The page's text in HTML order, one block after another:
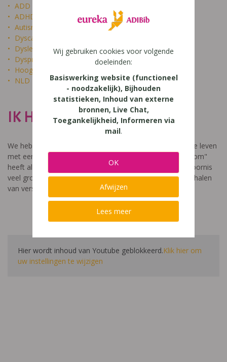
ADD
ADHD
Autisme
Dyscalculie
Dyslexie
Dyspraxie
Hoogbegaafdheid
NLD
IK HEET NIET DOM
We hebben een video gemaakt die toont hoe het is om te leven
met een leerstoornis. De film met als titel: "Ik heet niet dom"
heeft als doel aan te tonen dat de impact van een leerstoornis
veel groter is dan enkel wat je ziet in de klas. Je hoort verhalen
van verschillende leerlingen en ouders.
Hier wordt inhoud van Youtube geblokkeerd.Klik hier om
uw instellingen te wijzigen
Wij gebruiken cookies voor volgende
doeleinden:
Basiswerking website (functioneel
- noodzakelijk), Bijhouden
statistieken, Inhoud van externe
bronnen, Live Chat,
Toegankelijkheid, Informeren via
mail.
OK
Afwijzen
Lees meer